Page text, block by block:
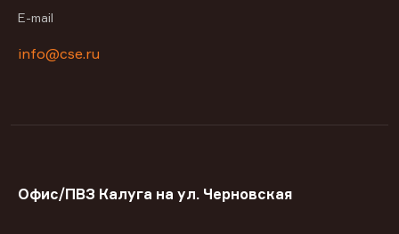
E-mail
info@cse.ru
Офис/ПВЗ Калуга на ул. Черновская